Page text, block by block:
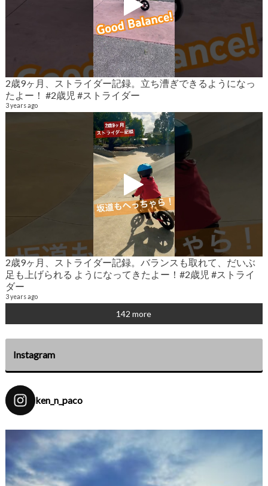
2歳9ヶ月、ストライダー記録。立ち漕ぎできるようになっ
たよー！ #2歳児 #ストライダー
3 years ago
2歳9ヶ月、ストライダー記録。バランスも取れて、だいぶ
足も上げられる ようになってきたよー！#2歳児 #ストライ
ダー
3 years ago
142 more
Instagram
ken_n_paco